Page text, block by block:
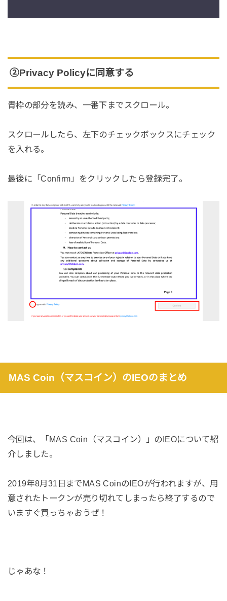
②Privacy Policyに同意する
青枠の部分を読み、一番下までスクロール。
スクロールしたら、左下のチェックボックスにチェック
を入れる。
最後に「Confirm」をクリックしたら登録完了。
MAS Coin（マスコイン）のIEOのまとめ
今回は、 「MAS Coin（マスコイン）」のIEOについて紹
介しました。
2019年8月31日までMAS CoinのIEOが行われますが、用
意されたトークンが売り切れてしまったら終了するので
いますぐ買っちゃおうぜ！
じゃあな！